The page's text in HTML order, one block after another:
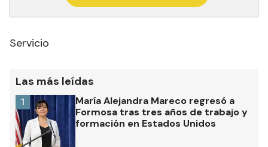
Servicio
Las más leídas
María Alejandra Mareco regresó a
Formosa tras tres años de trabajo y
formación en Estados Unidos
1